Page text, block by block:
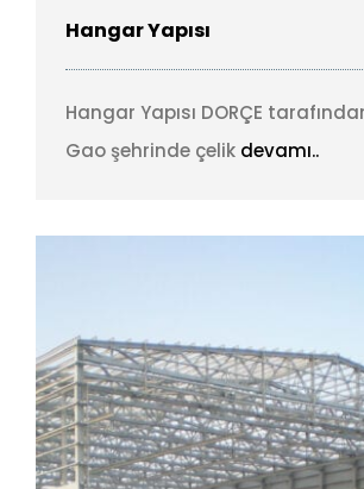
Hangar Yapısı
Hangar Yapısı DORÇE
Gao şehrinde çelik devamı..